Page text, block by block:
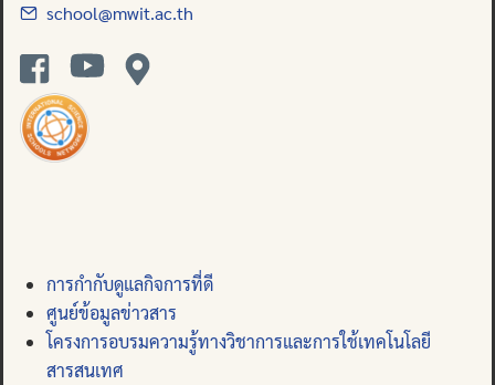
school@mwit.ac.th
การกำกับดูแลกิจการที่ดี
ศูนย์ข้อมูลข่าวสาร
โครงการอบรมความรู้ทางวิชาการและการใช้เทคโนโลยี
สารสนเทศ